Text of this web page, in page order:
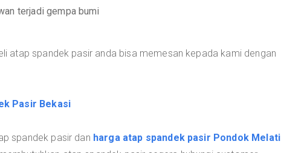
terjadi gempa bumi
atap spandek pasir anda bisa memesan kepada kami dengan
Pasir Bekasi
spandek pasir dan harga atap spandek pasir Pondok Melati